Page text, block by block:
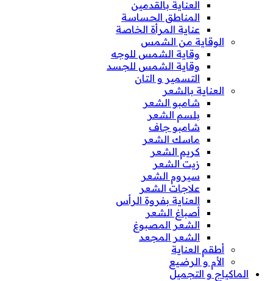
العناية بالقدمين
المناطق الحساسة
عناية المرأة الخاصة
الوقاية من الشمس
وقاية الشمس للوجه
وقاية الشمس للجسد
التسمير و التان
العناية بالشعر
شامبو الشعر
بلسم الشعر
شامبو جاف
ماسك الشعر
كريم الشعر
زيت الشعر
سيروم الشعر
علاجات الشعر
العناية بفروة الرأس
أصباغ الشعر
الشعر المصبوغ
الشعر المجعد
أطقم العناية
الأم و الرضيع
الماكياج و التجميل